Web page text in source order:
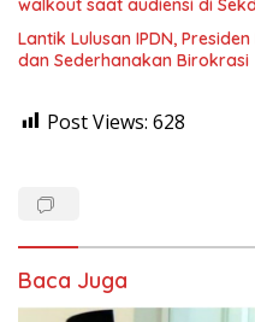
walkout saat audiensi di
Lantik Lulusan IPDN,
dan Sederhanakan Birokrasi
Post Views: 628
Baca Juga